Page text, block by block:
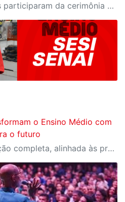
Estudantes selecionados participaram da cerimônia oficial de entrega do passaporte, realizada no Espaço Nobre da Fiesp, em São Paulo
o Ensino Médio com
o futuro
Iniciativa oferece formação completa, alinhada às profissões do futuro e aos desafios da nova indústria.